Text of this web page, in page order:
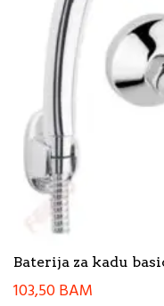
Baterija za kadu
103,50BAM